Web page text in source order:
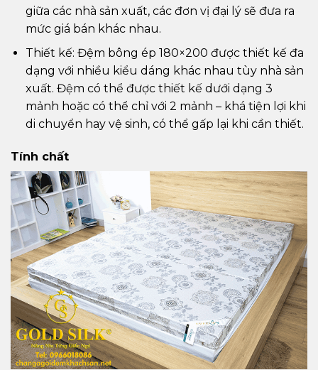
giữa các nhà sản xuất, các đơn vị đại lý sẽ đưa ra
mức giá bán khác nhau.
Thiết kế: Đệm bông ép 180×200 được thiết kế đa
dạng với nhiều kiểu dáng khác nhau tùy nhà sản
xuất. Đệm có thể được thiết kế dưới dạng 3
mảnh hoặc có thể chỉ với 2 mảnh – khá tiện lợi khi
di chuyển hay vệ sinh, có thể gấp lại khi cần thiết.
Tính chất